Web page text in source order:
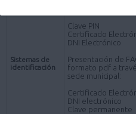
Sistemas de
identificación
Clave PIN
Certificado
DNI Electrónico
Presentación de
formato pdf a
sede municipal:
Certificado
DNI electrónico
Clave permanente